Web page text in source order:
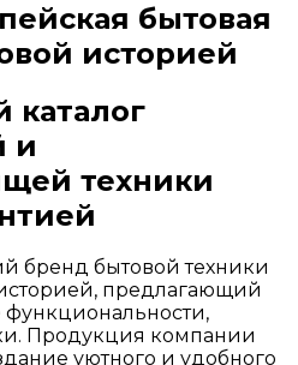
бытовая
историей
и
техники
бренд бытовой техники
предлагающий
функциональности,
Продукция компании
уютного и удобного